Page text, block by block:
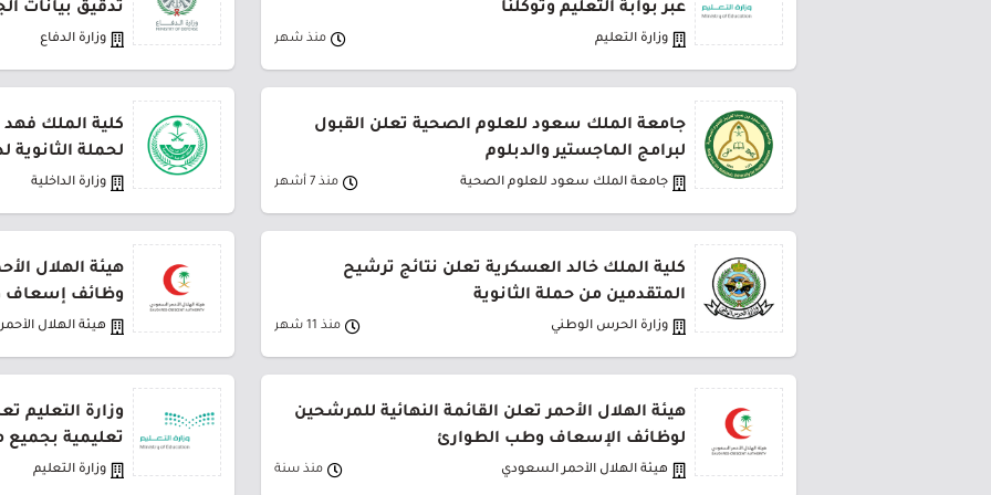
عبر بوابة التعليم وتوكلنا
وزارة التعليم منذ شهر
تدقيق بيانات
وزارة الدفاع
جامعة الملك سعود للعلوم الصحية تعلن القبول
لبرامج الماجستير والدبلوم
جامعة الملك سعود للعلوم الصحية منذ 7 أشهر
كلية الملك فهد
لحملة الثانوية
وزارة الداخلية
كلية الملك خالد العسكرية تعلن نتائج ترشيح
المتقدمين من حملة الثانوية
وزارة الحرس الوطني منذ 11 شهر
هيئة الهلال
وظائف إسعاف
هيئة الهلال
هيئة الهلال الأحمر تعلن القائمة النهائية للمرشحين
لوظائف الإسعاف وطب الطوارئ
هيئة الهلال الأحمر السعودي منذ سنة
تعليمية بجميع
وزارة التعليم